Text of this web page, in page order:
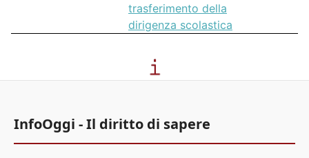
trasferimento della
dirigenza scolastica
InfoOggi - Il diritto di sapere